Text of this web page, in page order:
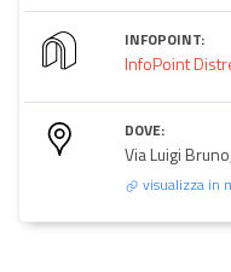
INFOPOINT:
InfoPoint
DOVE:
Via Luigi
visualizza in